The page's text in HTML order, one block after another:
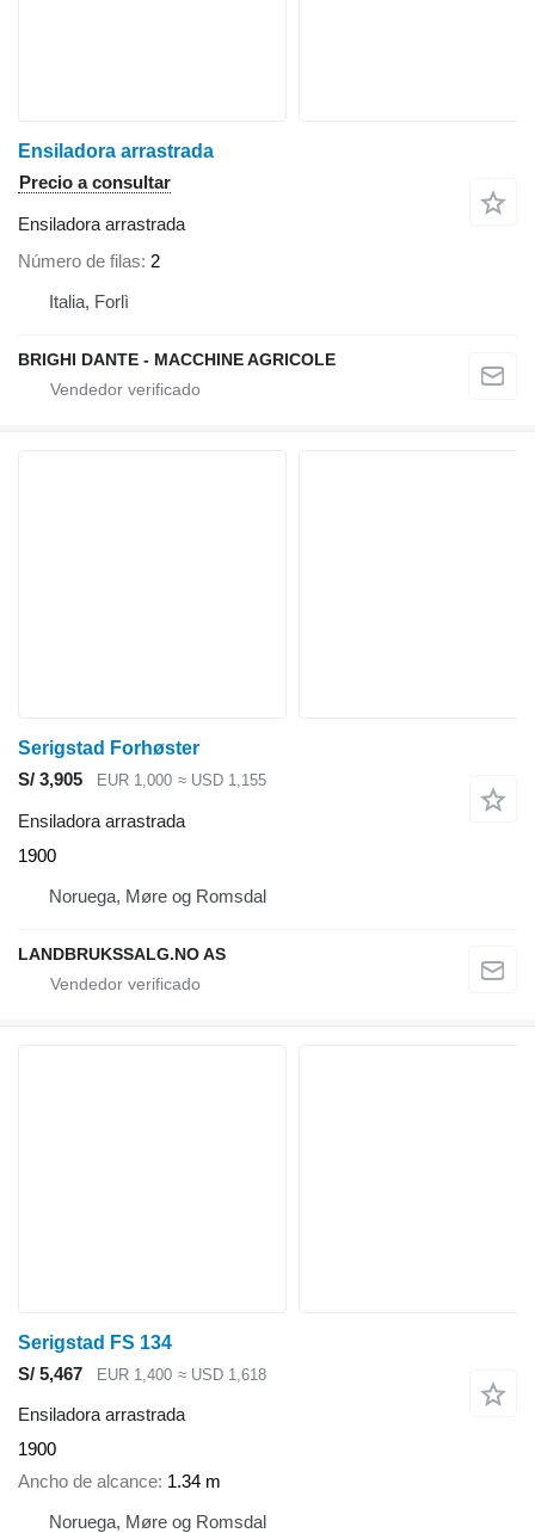
Ensiladora arrastrada
Precio a consultar
Ensiladora arrastrada
Número de filas 2
Italia, Forlì
BRIGHI DANTE - MACCHINE AGRICOLE
Serigstad Forhøster
S/ 3,905
EUR 1,000 ≈ USD 1,155
Ensiladora arrastrada
1900
Noruega, Møre og Romsdal
LANDBRUKSSALG.NO AS
Serigstad FS 134
S/ 5,467
EUR 1,400 ≈ USD 1,618
Ensiladora arrastrada
1900
Ancho de alcance 1.34 m
Noruega, Møre og Romsdal